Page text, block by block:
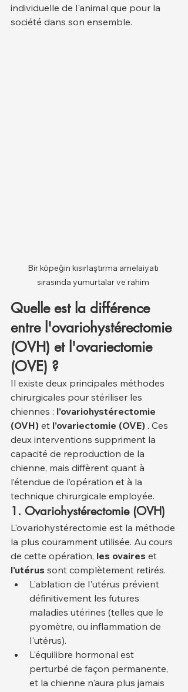
individuelle de l'animal que pour la
société dans son ensemble.
Bir köpeğin kısırlaştırma amelaiyatı
sırasında yumurtalar ve rahim
Quelle est la différence
entre l'ovariohystérectomie
(OVH) et l'ovariectomie
(OVE) ?
Il existe deux principales méthodes
chirurgicales pour stériliser les
chiennes : l’ovariohystérectomie
(OVH) et l’ovariectomie (OVE) . Ces
deux interventions suppriment la
capacité de reproduction de la
chienne, mais diffèrent quant à
l’étendue de l’opération et à la
technique chirurgicale employée.
1. Ovariohystérectomie (OVH)
L'ovariohystérectomie est la méthode
la plus couramment utilisée. Au cours
de cette opération, les ovaires et
l'utérus sont complètement retirés.
L'ablation de l'utérus prévient
définitivement les futures
maladies utérines (telles que le
pyomètre, ou inflammation de
l'utérus).
L'équilibre hormonal est
perturbé de façon permanente,
et la chienne n'aura plus jamais